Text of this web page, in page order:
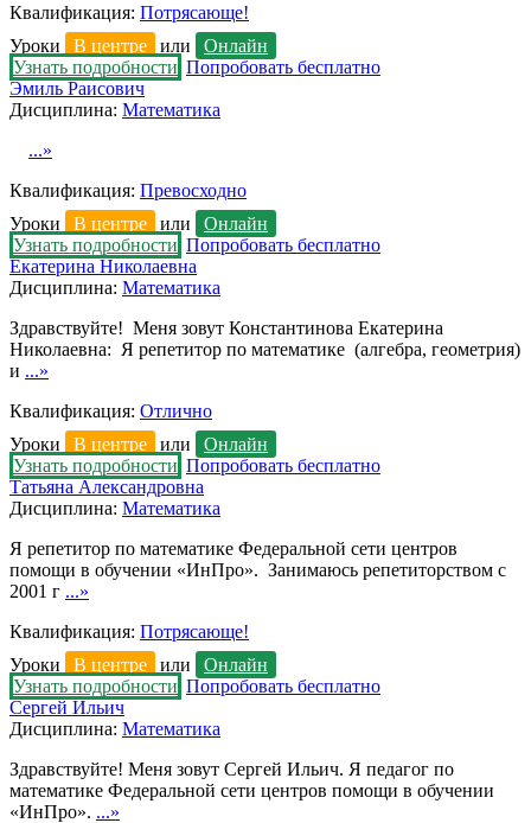
Квалификация: Потрясающе!
Уроки
В центре или
Онлайн
Узнать подробности Попробовать бесплатно
Эмиль Раисович
Дисциплина: Математика
...»
Квалификация: Превосходно
Уроки
В центре или
Онлайн
Узнать подробности Попробовать бесплатно
Екатерина Николаевна
Дисциплина: Математика
Здравствуйте! Меня зовут Константинова Екатерина
Николаевна: Я репетитор по математике (алгебра, геометрия)
и ...»
Квалификация: Отлично
Уроки
В центре или
Онлайн
Узнать подробности Попробовать бесплатно
Татьяна Александровна
Дисциплина: Математика
Я репетитор по математике Федеральной сети центров
помощи в обучении «ИнПро». Занимаюсь репетиторством с
2001 г ...»
Квалификация: Потрясающе!
Уроки
В центре или
Онлайн
Узнать подробности Попробовать бесплатно
Сергей Ильич
Дисциплина: Математика
Здравствуйте! Меня зовут Сергей Ильич. Я педагог по
математике Федеральной сети центров помощи в обучении
«ИнПро». ...»